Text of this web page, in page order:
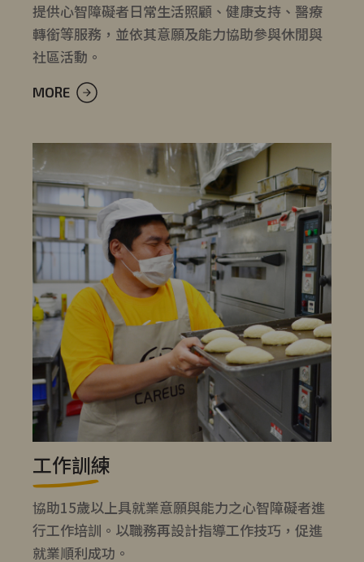
提供心智障礙者日常生活照顧、健康支持、醫療
轉銜等服務，並依其意願及能力協助參與休閒與
社區活動。
MORE
工作訓練
協助15歲以上具就業意願與能力之心智障礙者進
行工作培訓。以職務再設計指導工作技巧，促進
就業順利成功。